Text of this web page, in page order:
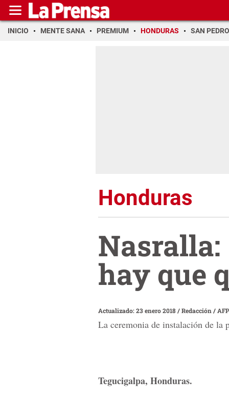
INICIO MENTE SANA PREMIUM HONDURAS SAN PEDRO
Honduras
Nasralla:
hay que
Actualizado: 23 enero 2018/Redacción / AFP
La ceremonia de instalación de la
Tegucigalpa, Honduras.